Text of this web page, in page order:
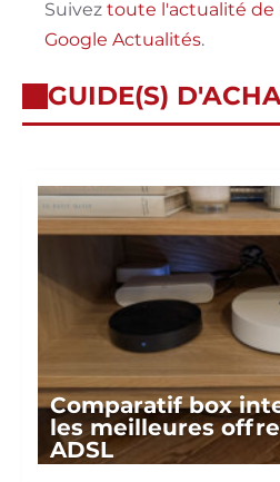
Suivez toute l'actualité de
Google Actualités.
GUIDE(S)
Comparatif box
les meilleures
ADSL